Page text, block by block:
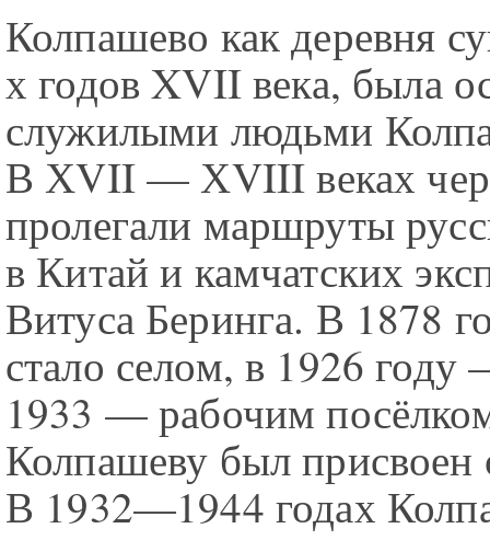
Колпашево как деревня
х годов XVII века, была
служилыми людьми
В ХVII — ХVIII веках
пролегали маршруты
в Китай и камчатских
Витуса Беринга. В 1878
стало селом, в 1926
1933 — рабочим
Колпашеву был присвоен
В 1932—1944 годах